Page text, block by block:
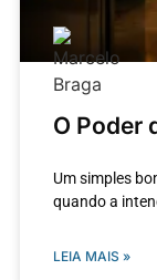
O Poder
Um simples
quando a
LEIA MAIS »